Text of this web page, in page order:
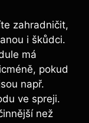
zahradničit,
i škůdci.
má
pokud
např.
ve spreji.
než